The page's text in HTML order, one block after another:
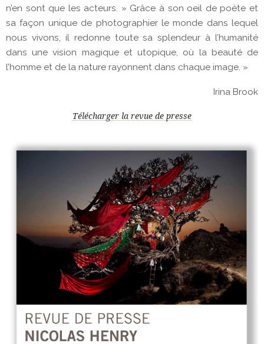
n’en sont que les acteurs. » Grâce à son oeil de poète et
sa façon unique de photographier le monde dans lequel
nous vivons, il redonne toute sa splendeur à l’humanité
dans une vision magique et utopique, où la beauté de
l’homme et de la nature rayonnent dans chaque image. »
Irina Brook
Télécharger la revue de presse